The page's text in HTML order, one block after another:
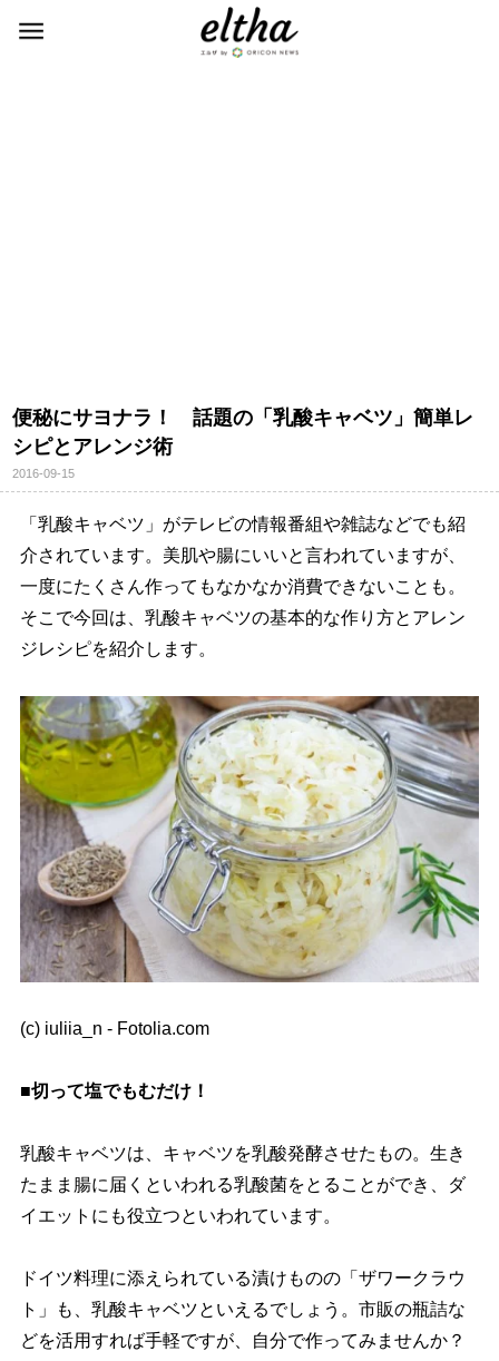
便秘にサヨナラ！ 話題の「乳酸キャベツ」簡単レ
シピとアレンジ術
2016-09-15
「乳酸キャベツ」がテレビの情報番組や雑誌などでも紹
介されています。美肌や腸にいいと言われていますが、
一度にたくさん作ってもなかなか消費できないことも。
そこで今回は、乳酸キャベツの基本的な作り方とアレン
ジレシピを紹介します。
(c) iuliia_n - Fotolia.com
■切って塩でもむだけ！
乳酸キャベツは、キャベツを乳酸発酵させたもの。生き
たまま腸に届くといわれる乳酸菌をとることができ、ダ
イエットにも役立つといわれています。
ドイツ料理に添えられている漬けものの「ザワークラウ
ト」も、乳酸キャベツといえるでしょう。市販の瓶詰な
どを活用すれば手軽ですが、自分で作ってみませんか？